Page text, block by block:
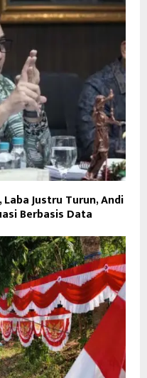
Justru Turun, Andi
Berbasis Data